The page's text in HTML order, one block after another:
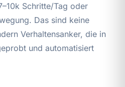
Schritte/Tag oder
Das sind keine
Verhaltensanker, die in
und automatisiert